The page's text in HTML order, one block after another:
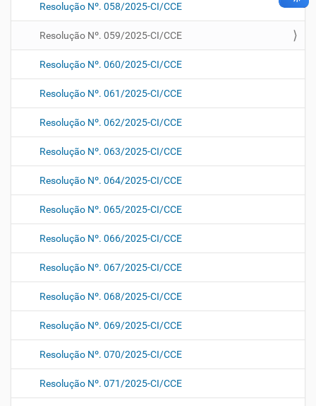
Resolução Nº. 058/2025-CI/CCE
Resolução Nº. 059/2025-CI/CCE
Resolução Nº. 060/2025-CI/CCE
Resolução Nº. 061/2025-CI/CCE
Resolução Nº. 062/2025-CI/CCE
Resolução Nº. 063/2025-CI/CCE
Resolução Nº. 064/2025-CI/CCE
Resolução Nº. 065/2025-CI/CCE
Resolução Nº. 066/2025-CI/CCE
Resolução Nº. 067/2025-CI/CCE
Resolução Nº. 068/2025-CI/CCE
Resolução Nº. 069/2025-CI/CCE
Resolução Nº. 070/2025-CI/CCE
Resolução Nº. 071/2025-CI/CCE